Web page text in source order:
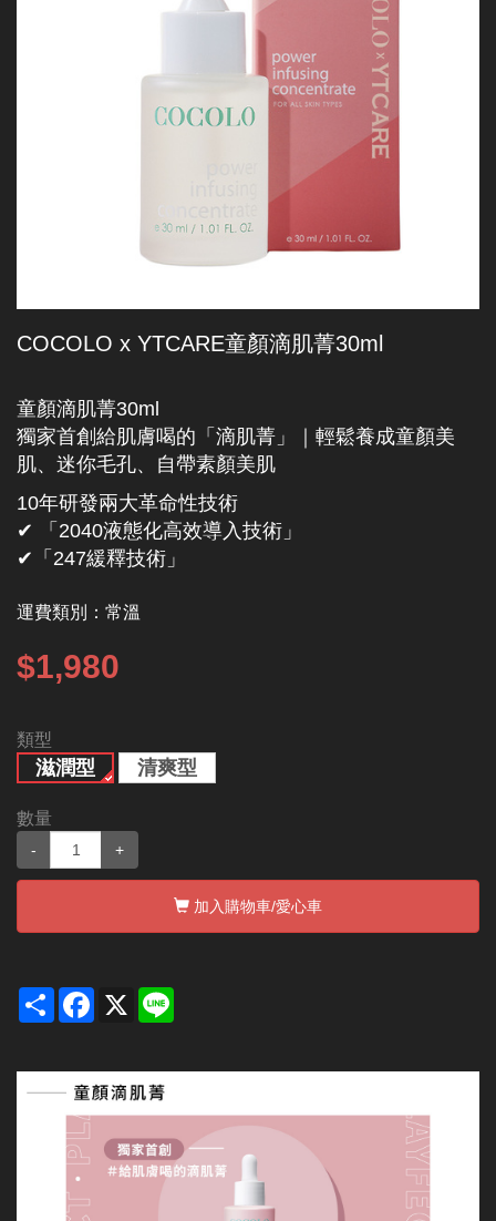
COCOLO x YTCARE童顏滴肌菁30ml
童顏滴肌菁30ml
獨家首創給肌膚喝的「滴肌菁」｜輕鬆養成童顏美
肌、迷你毛孔、自帶素顏美肌
10年研發兩大革命性技術
✔︎ 「2040液態化高效導入技術」
✔︎「247緩釋技術」
運費類別： 常溫
$1,980
類型
滋潤型 清爽型
數量
- +
加入購物車/愛心車
Share Facebook
X